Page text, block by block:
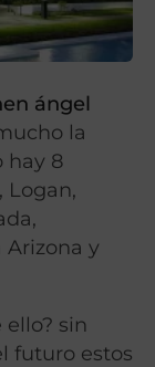
ángel
la
hay 8
Logan,
Arizona y
ello? sin
futuro estos